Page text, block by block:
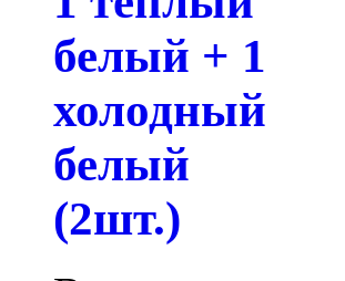
белый + 1
холодный
белый
(2шт.)